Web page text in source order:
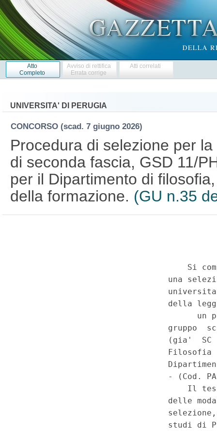
Atto
Completo
Avviso di rettifica
Errata corrige
Atti correlati
UNIVERSITA' DI PERUGIA
CONCORSO (scad. 7 giugno 2026)
Procedura di selezione per
di seconda fascia, GSD 11/
per il Dipartimento di
della formazione. (GU n.35